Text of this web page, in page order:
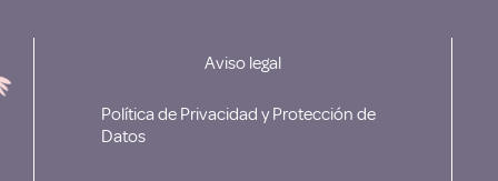
Aviso legal
Política de Privacidad y Protección de
Datos